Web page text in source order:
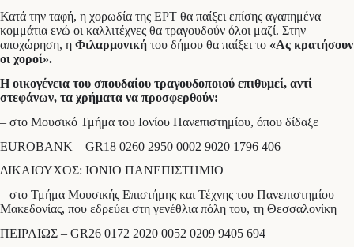
Κατά την ταφή, η χορωδία της ΕΡΤ θα παίξει επίσης αγαπημένα
κομμάτια ενώ οι καλλιτέχνες θα τραγουδούν όλοι μαζί. Στην
αποχώρηση, η Φιλαρμονική του δήμου θα παίξει το «Ας κρατήσουν
οι χοροί».
Η οικογένεια του σπουδαίου τραγουδοποιού επιθυμεί, αντί
στεφάνων, τα χρήματα να προσφερθούν:
– στο Μουσικό Τμήμα του Ιονίου Πανεπιστημίου, όπου δίδαξε
EUROBANK – GR18 0260 2950 0002 9020 1796 406
ΔΙΚΑΙΟΥΧΟΣ: ΙΟΝΙΟ ΠΑΝΕΠΙΣΤΗΜΙΟ
– στο Τμήμα Μουσικής Επιστήμης και Τέχνης του Πανεπιστημίου
Μακεδονίας, που εδρεύει στη γενέθλια πόλη του, τη Θεσσαλονίκη
ΠΕΙΡΑΙΩΣ – GR26 0172 2020 0052 0209 9405 694